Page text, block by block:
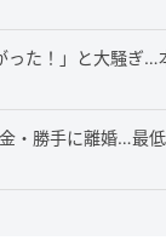
た！」と大騒ぎ
・勝手に離婚…最